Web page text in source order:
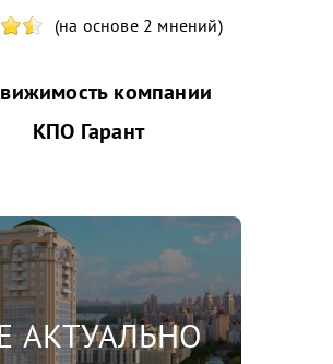
(на основе 2 мнений)
компании
КПО Гарант